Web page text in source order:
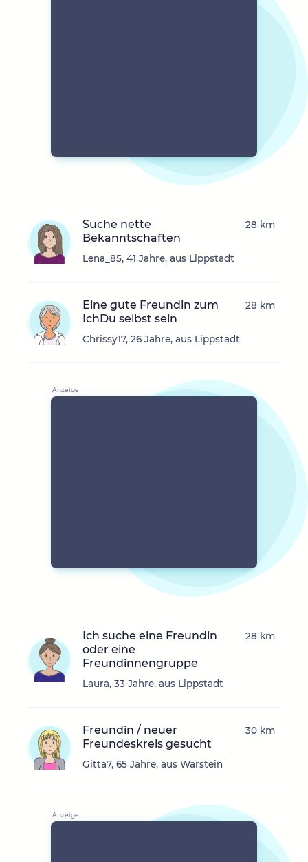
Suche nette
Bekanntschaften
Lena_85, 41 Jahre, aus Lippstadt
28 km
Eine gute Freundin zum
IchDu selbst sein
Chrissy17, 26 Jahre, aus Lippstadt
28 km
Ich suche eine Freundin
oder eine
Freundinnengruppe
Laura, 33 Jahre, aus Lippstadt
28 km
Freundin / neuer
Freundeskreis gesucht
Gitta7, 65 Jahre, aus Warstein
30 km